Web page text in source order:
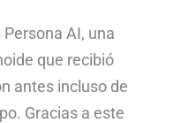
AI, una
que recibió
antes incluso de
Gracias a este